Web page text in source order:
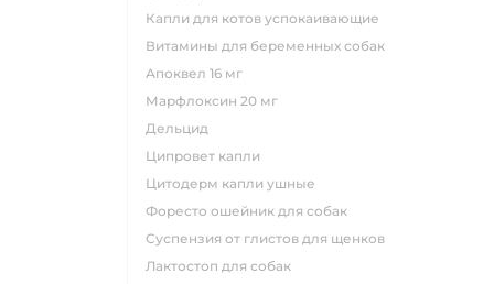
капли для котов успокаивающие
витамины для беременных собак
апоквел 16 мг
марфлоксин 20 мг
дельцид
ципровет капли
цитодерм капли ушные
форесто ошейник для собак
суспензия от глистов для щенков
лактостоп для собак